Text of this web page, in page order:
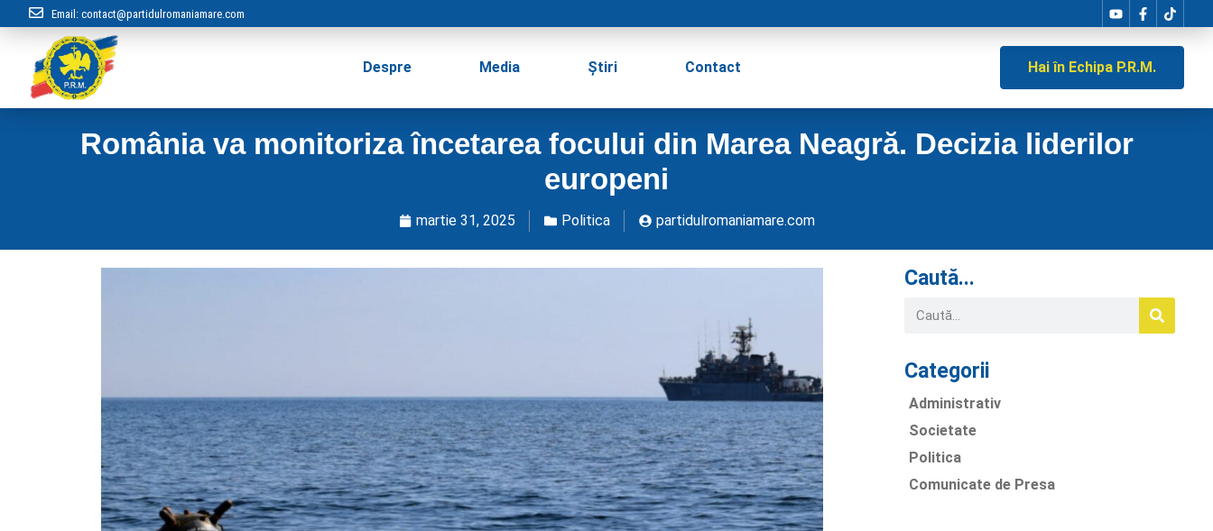
Email: contact@partidulromaniamare.com
Despre Media Știri Contact Hai în Echipa P.R.M.
România va monitoriza încetarea focului din Marea Neagră. Decizia liderilor
europeni
martie 31, 2025 Politica partidulromaniamare.com
Caută...
Categorii
Administrativ
Societate
Politica
Comunicate de Presa